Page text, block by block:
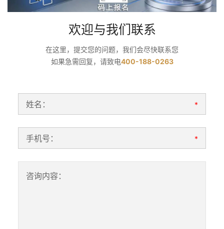
欢迎与我们联系
在这里，提交您的问题，我们会尽快联系您
如果急需回复，请致电400-188-0263
姓名： *
手机号： *
咨询内容：